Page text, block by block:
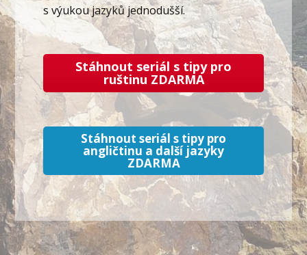
s výukou jazyků jednodušší.
Stáhnout seriál s tipy pro
ruštinu ZDARMA
Stáhnout seriál s tipy pro
angličtinu a další jazyky
ZDARMA